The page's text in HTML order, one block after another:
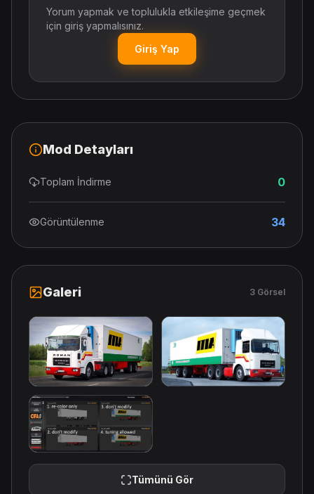
Yorum yapmak ve toplulukla etkileşime geçmek
için giriş yapmalısınız.
Giriş Yap
Mod Detayları
Toplam İndirme 0
Görüntülenme 34
Galeri 3 Görsel
Tümünü Gör